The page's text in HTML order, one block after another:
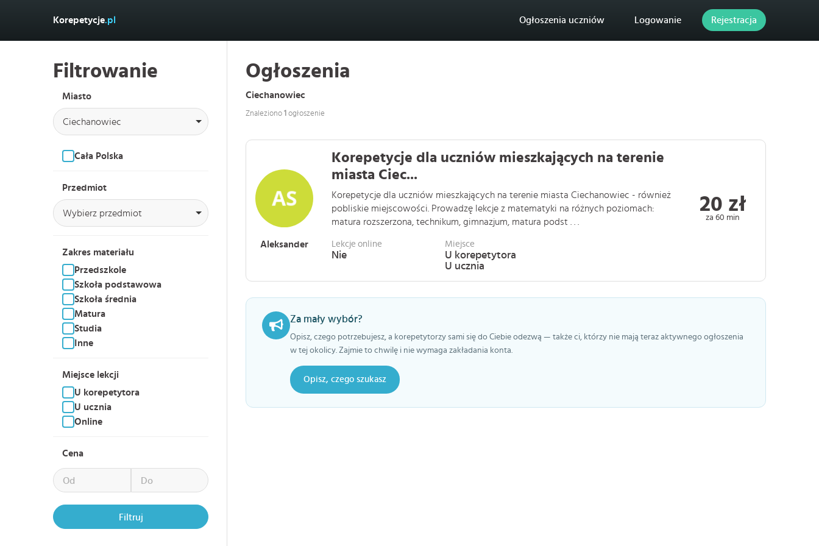
Korepetycje.pl Ogłoszenia uczniów Logowanie Rejestracja
Filtrowanie
Miasto
Ciechanowiec
Cała Polska
Przedmiot
Wybierz przedmiot
Zakres materiału
Przedszkole
Szkoła podstawowa
Szkoła średnia
Matura
Studia
Inne
Miejsce lekcji
U korepetytora
U ucznia
Online
Cena
Filtruj
Ogłoszenia
Ciechanowiec
Znaleziono 1 ogłoszenie
Aleksander
Korepetycje dla uczniów mieszkających na terenie
miasta Ciec...
Korepetycje dla uczniów mieszkających na terenie miasta Ciechanowiec - również
pobliskie miejscowości. Prowadzę lekcje z matematyki na różnych poziomach:
matura rozszerzona, technikum, gimnazjum, matura podst . . .
Lekcje online
Nie
Miejsce
U korepetytora
U ucznia
20 zł
za 60 min
Za mały wybór?
Opisz, czego potrzebujesz, a korepetytorzy sami się do Ciebie odezwą — także ci, którzy nie mają teraz aktywnego ogłoszenia
w tej okolicy. Zajmie to chwilę i nie wymaga zakładania konta.
Opisz, czego szukasz